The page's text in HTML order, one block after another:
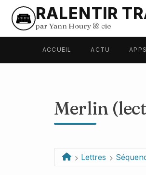
RALENTIR
par Yann Houry & cie
ACCUEIL ACTU APPS
Merlin
Lettres